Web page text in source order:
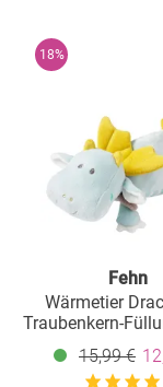
18%
Fehn
Wärmetier
Traubenkern-
Castle
15,99 €